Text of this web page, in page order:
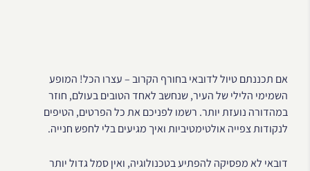
אם תכננתם טיול לדובאי בחורף הקרוב – עצרו הכל! המופע
השמימי הלילי של העיר, שנחשב לאחד הטובים בעולם, חוזר
במהדורה נועזת יותר. רשמו לפניכם את כל הפרטים, הטיפים
לנקודות צפייה אולטימטיביות ואיך מגיעים בלי לחפש חנייה.
דובאי לא מפסיקה להפתיע בטכנולוגיה, ואין סמל גדול יותר